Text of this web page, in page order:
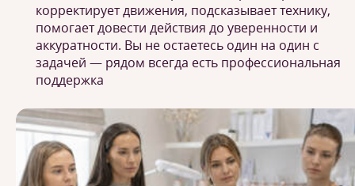
корректирует движения, подсказывает технику,
помогает довести действия до уверенности и
аккуратности. Вы не остаетесь один на один с
задачей — рядом всегда есть профессиональная
поддержка